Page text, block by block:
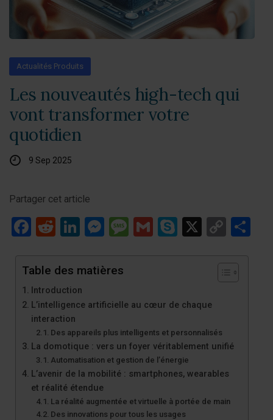
Actualités Produits
Les nouveautés high-tech qui
vont transformer votre
quotidien
9 Sep 2025
Partager cet article
Facebook
RedditLinkedIn
Messenger
Message
GmailSkype
X
Copy
Table des matières
Introduction
L’intelligence artificielle au cœur de chaque
interaction
Des appareils plus intelligents et personnalisés
La domotique : vers un foyer véritablement unifié
Automatisation et gestion de l’énergie
L’avenir de la mobilité : smartphones, wearables
et réalité étendue
La réalité augmentée et virtuelle à portée de main
Des innovations pour tous les usages